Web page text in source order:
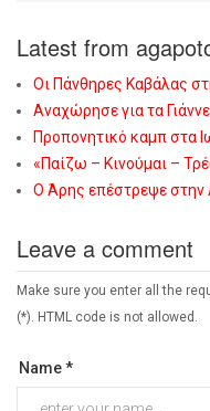
Latest from
Οι Πάνθηρες Καβάλας
Αναχώρησε για τα
Προπονητικό καμπ στα
«Παίζω – Κινούμαι –
Ο Άρης επέστρεψε στην
Leave a comment
Make sure you enter all the
(*). HTML code is not allowed.
Name *